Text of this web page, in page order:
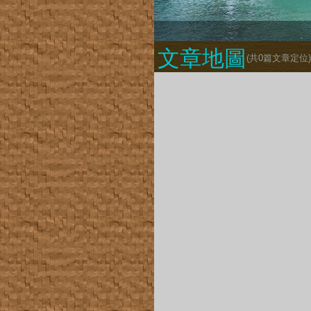
文章地圖 (共0篇文章定位)